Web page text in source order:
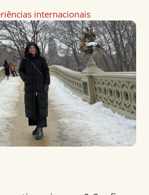
internacionais